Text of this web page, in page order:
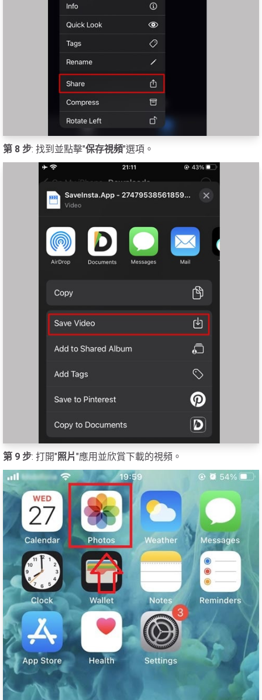
第 8 步: 找到並點擊"保存視頻"選項。
第 9 步: 打開"照片"應用並欣賞下載的視頻。